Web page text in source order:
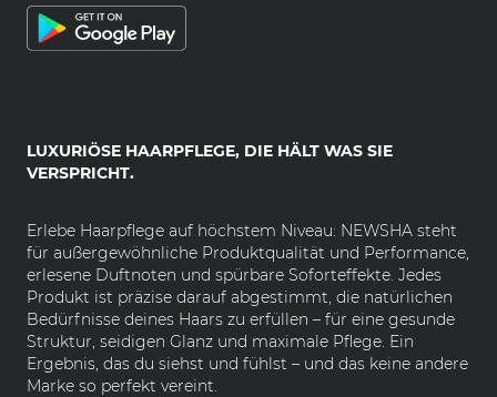
LUXURIÖSE HAARPFLEGE, DIE HÄLT WAS SIE
VERSPRICHT.
Erlebe Haarpflege auf höchstem Niveau: NEWSHA steht
für außergewöhnliche Produktqualität und Performance,
erlesene Duftnoten und spürbare Soforteffekte. Jedes
Produkt ist präzise darauf abgestimmt, die natürlichen
Bedürfnisse deines Haars zu erfüllen – für eine gesunde
Struktur, seidigen Glanz und maximale Pflege. Ein
Ergebnis, das du siehst und fühlst – und das keine andere
Marke so perfekt vereint.